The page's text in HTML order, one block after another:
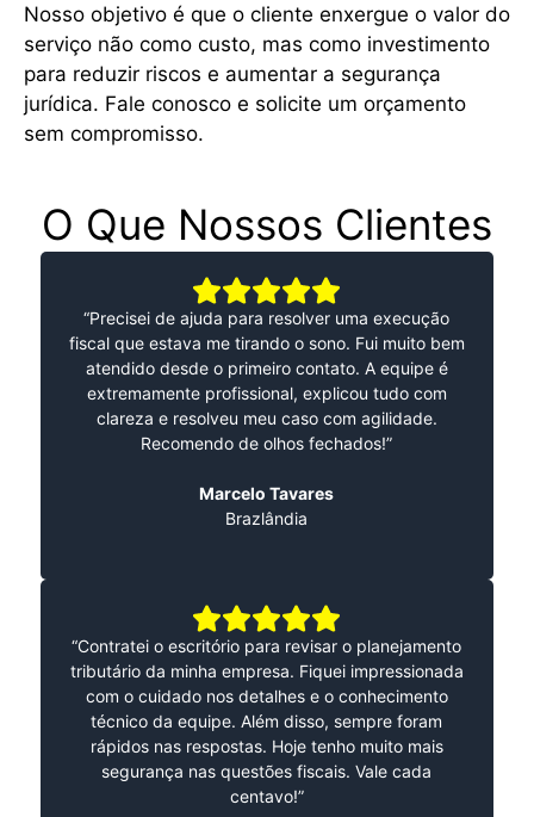
Nosso objetivo é que o cliente enxergue o valor do
serviço não como custo, mas como investimento
para reduzir riscos e aumentar a segurança
jurídica. Fale conosco e solicite um orçamento
sem compromisso.
O Que Nossos Clientes
Dizem
“Precisei de ajuda para resolver uma execução
fiscal que estava me tirando o sono. Fui muito bem
atendido desde o primeiro contato. A equipe é
extremamente profissional, explicou tudo com
clareza e resolveu meu caso com agilidade.
Recomendo de olhos fechados!”
Marcelo Tavares
Brazlândia
“Contratei o escritório para revisar o planejamento
tributário da minha empresa. Fiquei impressionada
com o cuidado nos detalhes e o conhecimento
técnico da equipe. Além disso, sempre foram
rápidos nas respostas. Hoje tenho muito mais
segurança nas questões fiscais. Vale cada
centavo!”